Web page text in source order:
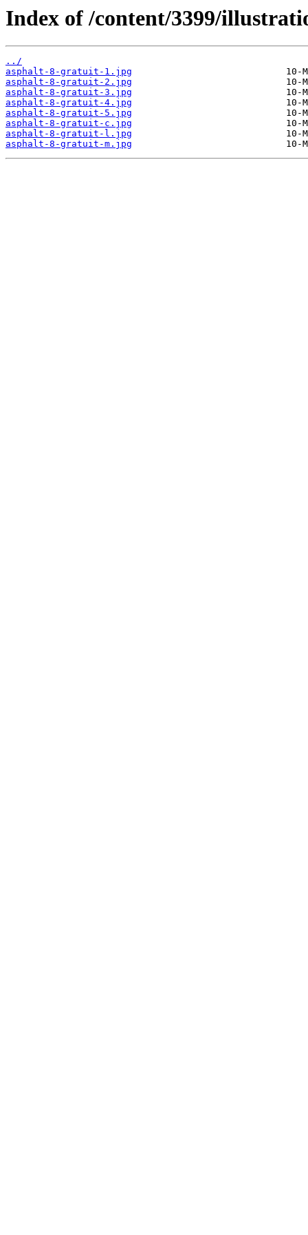
Index of /content/3399/
../
asphalt-8-gratuit-1.jpg
asphalt-8-gratuit-2.jpg
asphalt-8-gratuit-3.jpg
asphalt-8-gratuit-4.jpg
asphalt-8-gratuit-5.jpg
asphalt-8-gratuit-c.jpg
asphalt-8-gratuit-l.jpg
asphalt-8-gratuit-m.jpg